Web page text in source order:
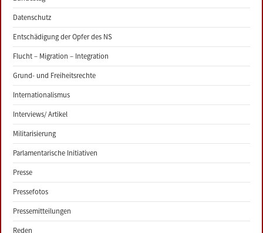
Datenschutz
Entschädigung der Opfer des NS
Flucht – Migration – Integration
Grund- und Freiheitsrechte
Internationalismus
Interviews/ Artikel
Militarisierung
Parlamentarische Initiativen
Presse
Pressefotos
Pressemitteilungen
Reden